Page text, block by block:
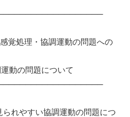
覚処理・協調運動の問題への
問題について
れやすい協調運動の問題につ